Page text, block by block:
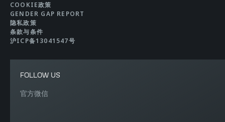
COOKIE政策
GENDER GAP REPORT
隐私政策
条款与条件
沪ICP备13041547号
FOLLOW US
官方微信